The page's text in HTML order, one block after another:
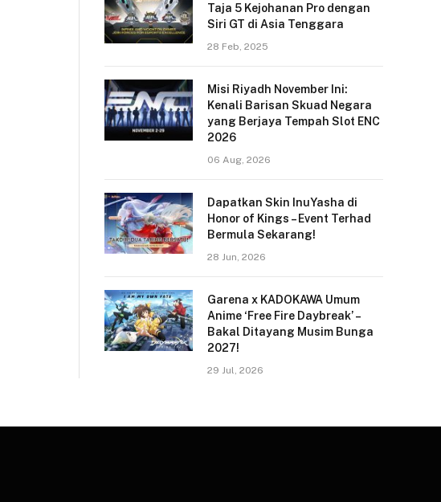
Taja 5 Kejohanan Pro dengan
Siri GT di Asia Tenggara
28 Feb, 2025
Misi Riyadh November Ini:
Kenali Barisan Skuad Negara
yang Berjaya Tempah Slot ENC
2026
06 Aug, 2026
Dapatkan Skin InuYasha di
Honor of Kings – Event Terhad
Bermula Sekarang!
28 Jun, 2026
Garena x KADOKAWA Umum
Anime ‘Free Fire Daybreak’ –
Bakal Ditayang Musim Bunga
2027!
29 Jul, 2026